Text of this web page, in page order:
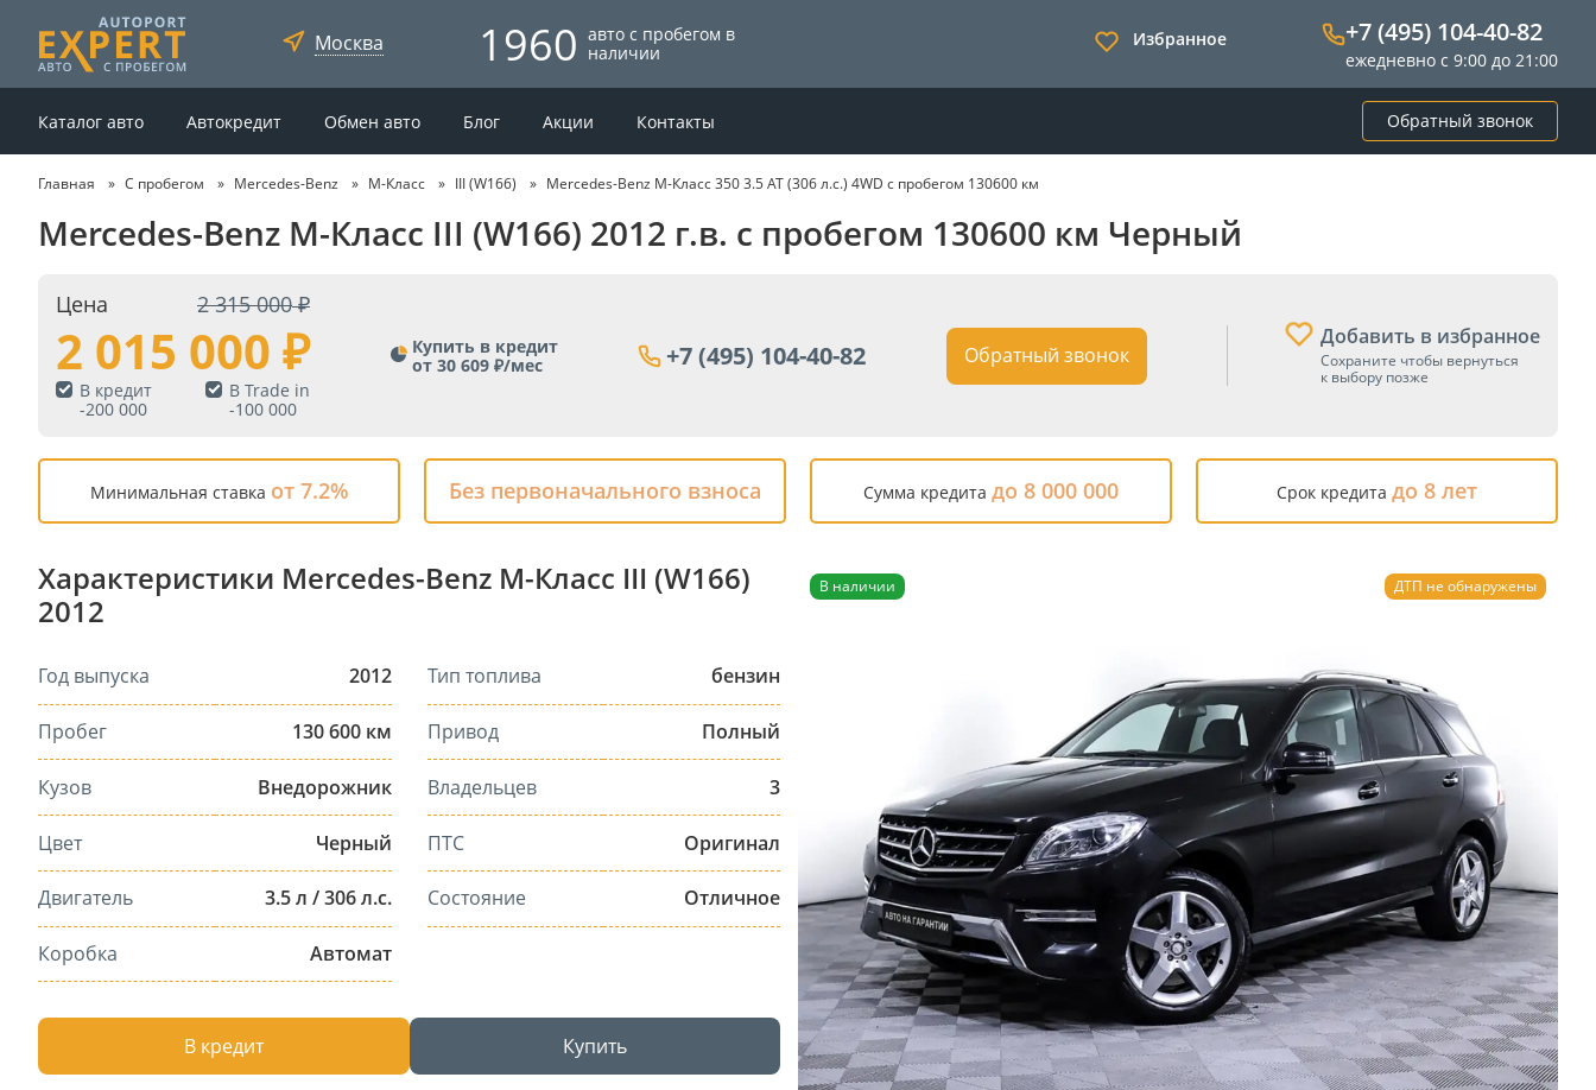
Москва 1960 авто с пробегом в
наличии
Избранное +7 (495) 104-40-82
ежедневно с 9:00 до 21:00
Каталог авто Автокредит Обмен авто Блог Акции Контакты Обратный звонок
Главная С пробегом Mercedes-Benz M-Класс III (W166) Mercedes-Benz M-Класс 350 3.5 AT (306 л.с.) 4WD с пробегом 130600 км
Mercedes-Benz M-Класс III (W166) 2012 г.в. с пробегом 130600 км Черный
Цена 2 315 000
2 015 000
В кредит
-200 000
В Trade in
-100 000
Купить в кредит
от 30 609 ₽/мес
+7 (495) 104-40-82 Обратный звонок
Добавить в избранное
Сохраните чтобы вернуться
к выбору позже
Минимальная ставка от 7.2% Без первоначального взноса Сумма кредита до 8 000 000 Срок кредита до 8 лет
Характеристики Mercedes-Benz M-Класс III (W166)
2012
Год выпуска 2012
Пробег 130 600 км
Кузов Внедорожник
Цвет Черный
Двигатель 3.5 л / 306 л.с.
Коробка Автомат
Тип топлива бензин
Привод Полный
Владельцев 3
ПТС Оригинал
Состояние Отличное
В кредит Купить
В наличии ДТП не обнаружены